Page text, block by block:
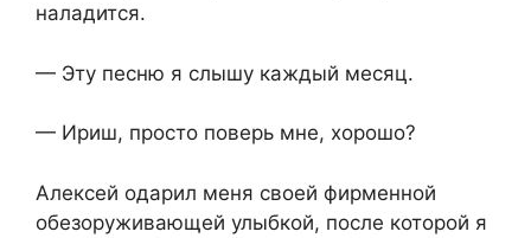
наладится.
— Эту песню я слышу каждый месяц.
— Ириш, просто поверь мне, хорошо?
Алексей одарил меня своей фирменной
обезоруживающей улыбкой, после которой я